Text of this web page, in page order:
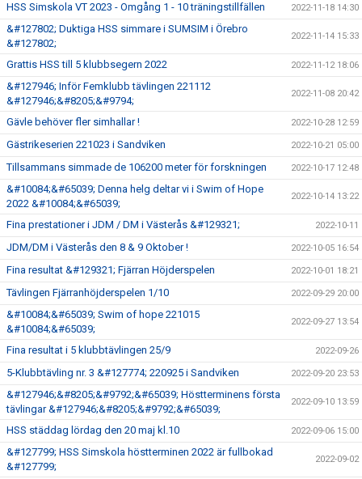
HSS Simskola VT 2023 - Omgång 1 - 10 träningstillfällen 2022-11-18 14:30
&#127802; Duktiga HSS simmare i SUMSIM i Örebro
&#127802;
2022-11-14 15:33
Grattis HSS till 5 klubbsegern 2022 2022-11-12 18:06
&#127946; Inför Femklubb tävlingen 221112
&#127946;&#8205;&#9794;
2022-11-08 20:42
Gävle behöver fler simhallar ! 2022-10-28 12:59
Gästrikeserien 221023 i Sandviken 2022-10-21 05:00
Tillsammans simmade de 106200 meter för forskningen 2022-10-17 12:48
&#10084;&#65039; Denna helg deltar vi i Swim of Hope
2022 &#10084;&#65039;
2022-10-14 13:22
Fina prestationer i JDM / DM i Västerås &#129321; 2022-10-11
JDM/DM i Västerås den 8 & 9 Oktober ! 2022-10-05 16:54
Fina resultat &#129321; Fjärran Höjderspelen 2022-10-01 18:21
Tävlingen Fjärranhöjderspelen 1/10 2022-09-29 20:00
&#10084;&#65039; Swim of hope 221015
&#10084;&#65039;
2022-09-27 13:54
Fina resultat i 5 klubbtävlingen 25/9 2022-09-26
5-Klubbtävling nr. 3 &#127774; 220925 i Sandviken 2022-09-20 23:53
&#127946;&#8205;&#9792;&#65039; Höstterminens första
tävlingar &#127946;&#8205;&#9792;&#65039;
2022-09-10 13:59
HSS städdag lördag den 20 maj kl.10 2022-09-06 15:00
&#127799; HSS Simskola höstterminen 2022 är fullbokad
&#127799;
2022-09-02